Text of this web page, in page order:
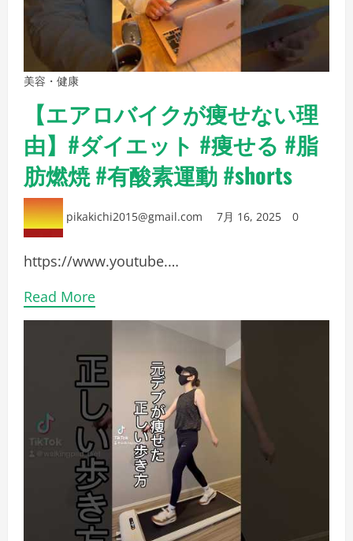
美容・健康
【エアロバイクが痩せない理
由】#ダイエット #痩せる #脂
肪燃焼 #有酸素運動 #shorts
pikakichi2015@gmail.com 7月 16, 2025 0
https://www.youtube.…
Read More